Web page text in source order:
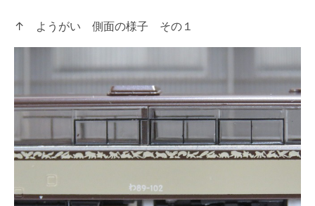
↑ ようがい 側面の様子 その１